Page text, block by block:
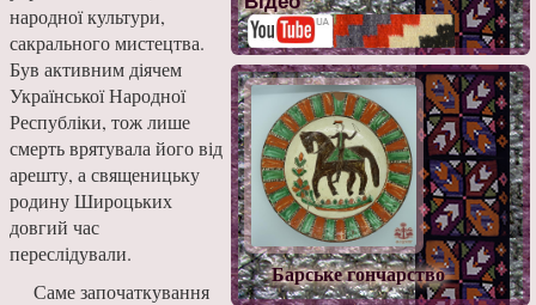
Барське гончарство
народної культури,
сакрального мистецтва.
Був активним діячем
Української Народної
Республіки, тож лише
смерть врятувала його від
арешту, а священицьку
родину Широцьких
довгий час
переслідували.
Саме започаткування